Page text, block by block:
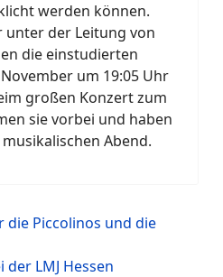
werden können.
unter der Leitung von
die einstudierten
um 19:05 Uhr
großen Konzert zum
sie vorbei und haben
Abend.
Piccolinos und die
LMJ Hessen